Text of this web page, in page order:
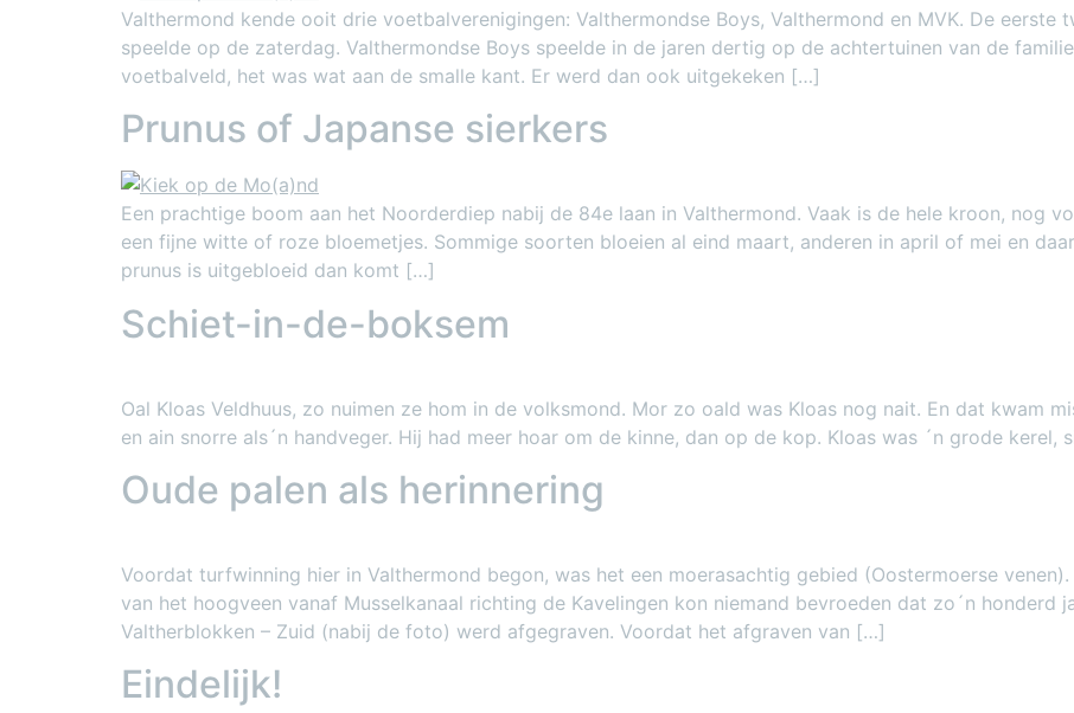
Valthermond kende ooit drie voetbalverenigingen: Valthermondse Boys, Valthermond en MVK. De eerste
speelde op de zaterdag. Valthermondse Boys speelde in de jaren dertig op de achtertuinen van de
voetbalveld, het was wat aan de smalle kant. Er werd dan ook uitgekeken […]
Prunus of Japanse sierkers
Een prachtige boom aan het Noorderdiep nabij de 84e laan in Valthermond. Vaak is de hele kroon, nog
een fijne witte of roze bloemetjes. Sommige soorten bloeien al eind maart, anderen in april of mei en
prunus is uitgebloeid dan komt […]
Schiet-in-de-boksem
Oal Kloas Veldhuus, zo nuimen ze hom in de volksmond. Mor zo oald was Kloas nog nait. En dat kwam
en ain snorre als´n handveger. Hij had meer hoar om de kinne, dan op de kop. Kloas was ´n grode
Oude palen als herinnering
Voordat turfwinning hier in Valthermond begon, was het een moerasachtig gebied (Oostermoerse
van het hoogveen vanaf Musselkanaal richting de Kavelingen kon niemand bevroeden dat zo´n honderd
Valtherblokken – Zuid (nabij de foto) werd afgegraven. Voordat het afgraven van […]
Eindelijk!